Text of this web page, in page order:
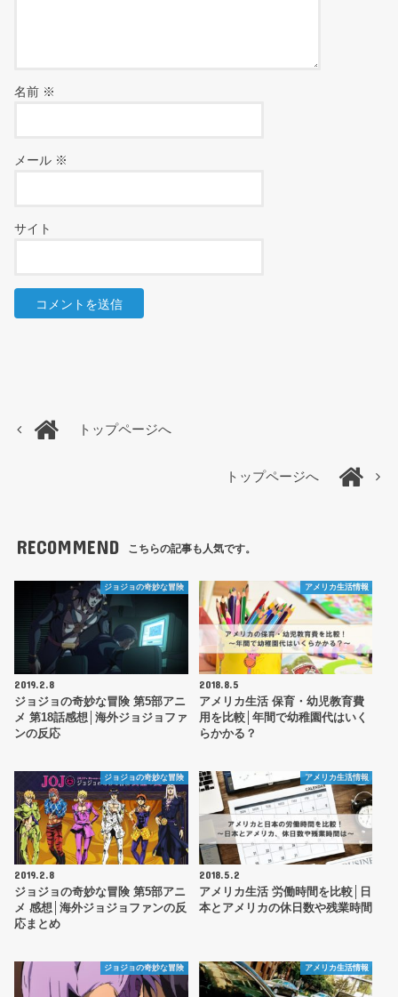
名前 ※
メール ※
サイト
トップページへ
トップページへ
RECOMMEND こちらの記事も人気です。
ジョジョの奇妙な冒険
2019.2.8
ジョジョの奇妙な冒険 第5部アニ
メ 第18話感想│海外ジョジョファ
ンの反応
アメリカ生活情報
2018.8.5
アメリカ生活 保育・幼児教育費
用を比較│年間で幼稚園代はいく
らかかる？
ジョジョの奇妙な冒険
2019.2.8
ジョジョの奇妙な冒険 第5部アニ
メ 感想│海外ジョジョファンの反
応まとめ
アメリカ生活情報
2018.5.2
アメリカ生活 労働時間を比較│日
本とアメリカの休日数や残業時間
ジョジョの奇妙な冒険 アメリカ生活情報